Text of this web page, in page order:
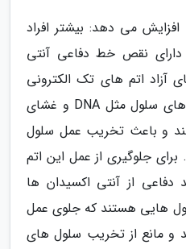
افزایش می دهد: بیشتر افراد
دارای نقص خط دفاعی آنتی
آزاد اتم های تک الکترونی
هستند که با بعضی قسمت های سلول مثل DNA و غشای
و باعث تخریب عمل سلول
جلوگیری از عمل این اتم
از آنتی اکسیدان ها
هایی هستند که جلوی عمل
و مانع از تخریب سلول های